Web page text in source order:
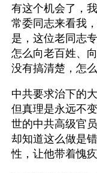
有这个机会了，
常委同志来看我
是，这位老同志
怎么向老百姓、
没有搞清楚，怎
中共要求治下的
但真理是永远不
世的中共高级官
却知道这么做是
性，让他带着愧